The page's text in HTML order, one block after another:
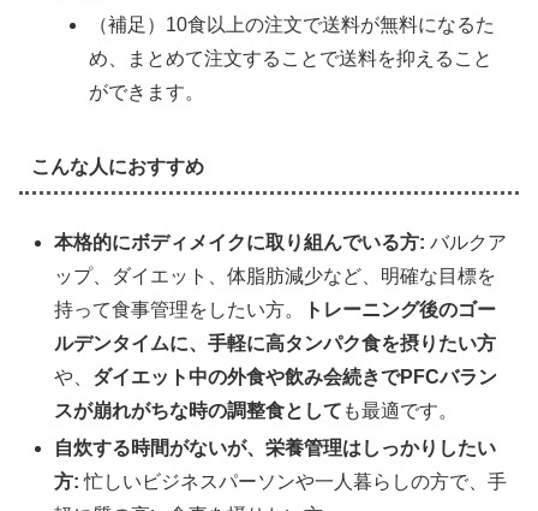
（補足）10食以上の注文で送料が無料になるた
め、まとめて注文することで送料を抑えること
ができます。
こんな人におすすめ
本格的にボディメイクに取り組んでいる方: バルクア
ップ、ダイエット、体脂肪減少など、明確な目標を
持って食事管理をしたい方。
トレーニング後のゴー
ルデンタイムに、手軽に高タンパク食を摂りたい方
や、 ダイエット中の外食や飲み会続きでPFCバラン
スが崩れがちな時の調整食として も最適です。
自炊する時間がないが、栄養管理はしっかりしたい
方: 忙しいビジネスパーソンや一人暮らしの方で、手